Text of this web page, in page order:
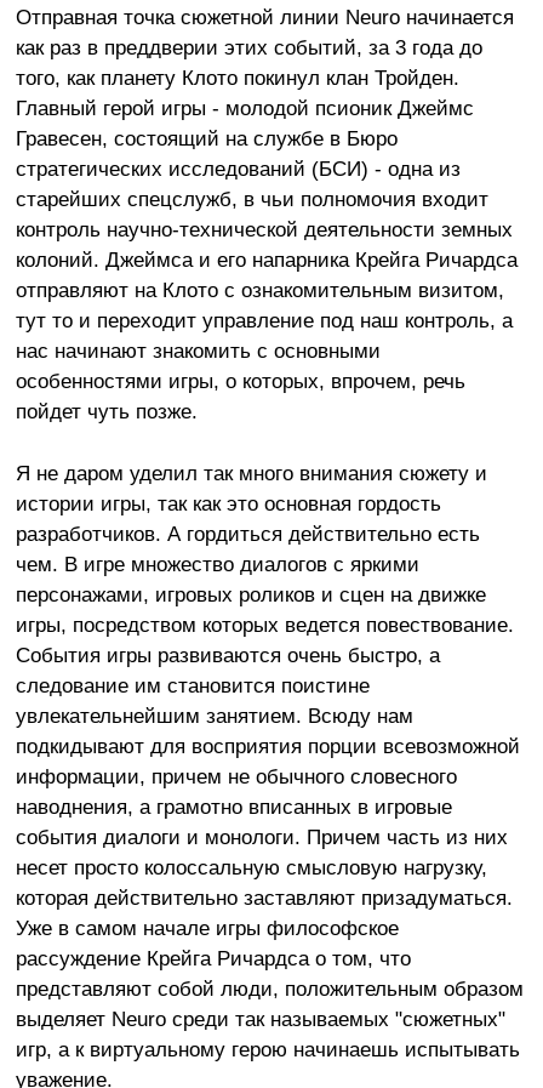
Отправная точка сюжетной линии Neuro начинается
как раз в преддверии этих событий, за 3 года до
того, как планету Клото покинул клан Тройден.
Главный герой игры - молодой псионик Джеймс
Гравесен, состоящий на службе в Бюро
стратегических исследований (БСИ) - одна из
старейших спецслужб, в чьи полномочия входит
контроль научно-технической деятельности земных
колоний. Джеймса и его напарника Крейга Ричардса
отправляют на Клото с ознакомительным визитом,
тут то и переходит управление под наш контроль, а
нас начинают знакомить с основными
особенностями игры, о которых, впрочем, речь
пойдет чуть позже.
Я не даром уделил так много внимания сюжету и
истории игры, так как это основная гордость
разработчиков. А гордиться действительно есть
чем. В игре множество диалогов с яркими
персонажами, игровых роликов и сцен на движке
игры, посредством которых ведется повествование.
События игры развиваются очень быстро, а
следование им становится поистине
увлекательнейшим занятием. Всюду нам
подкидывают для восприятия порции всевозможной
информации, причем не обычного словесного
наводнения, а грамотно вписанных в игровые
события диалоги и монологи. Причем часть из них
несет просто колоссальную смысловую нагрузку,
которая действительно заставляют призадуматься.
Уже в самом начале игры философское
рассуждение Крейга Ричардса о том, что
представляют собой люди, положительным образом
выделяет Neuro среди так называемых "сюжетных"
игр, а к виртуальному герою начинаешь испытывать
уважение.